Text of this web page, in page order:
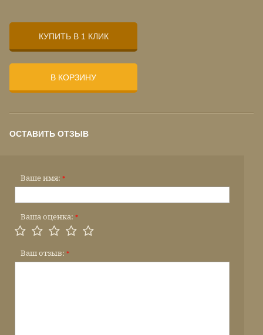
КУПИТЬ В 1 КЛИК
В КОРЗИНУ
ОСТАВИТЬ ОТЗЫВ
Ваше имя: *
Ваша оценка: *
Ваш отзыв: *